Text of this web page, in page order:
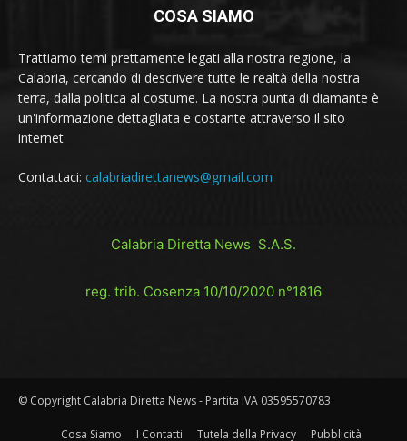
COSA SIAMO
Trattiamo temi prettamente legati alla nostra regione, la
Calabria, cercando di descrivere tutte le realtà della nostra
terra, dalla politica al costume. La nostra punta di diamante è
un'informazione dettagliata e costante attraverso il sito
internet
Contattaci: calabriadirettanews@gmail.com
Calabria Diretta News S.A.S.
reg. trib. Cosenza 10/10/2020 n°1816
© Copyright Calabria Diretta News - Partita IVA 03595570783
Cosa Siamo I Contatti Tutela della Privacy Pubblicità